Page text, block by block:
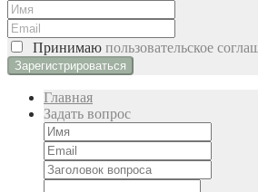
Принимаю пользовательское
Главная
Задать вопрос